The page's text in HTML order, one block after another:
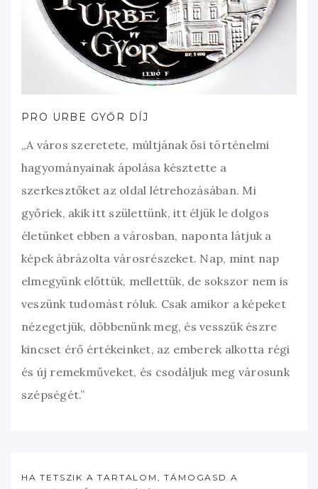
PRO URBE GYŐR DÍJ
„A város szeretete, múltjának ősi történelmi
hagyományainak ápolása késztette a
szerkesztőket az oldal létrehozásában. Mi
győriek, akik itt születtünk, itt éljük le dolgos
életünket ebben a városban, naponta látjuk a
képek ábrázolta városrészeket. Nap, mint nap
elmegyünk előttük, mellettük, de sokszor nem is
veszünk tudomást róluk. Csak amikor a képeket
nézegetjük, döbbenünk meg, és vesszük észre
kincset érő értékeinket, az emberek alkotta régi
és új remekműveket, és csodáljuk meg városunk
szépségét.”
HA TETSZIK A TARTALOM, TÁMOGASD A